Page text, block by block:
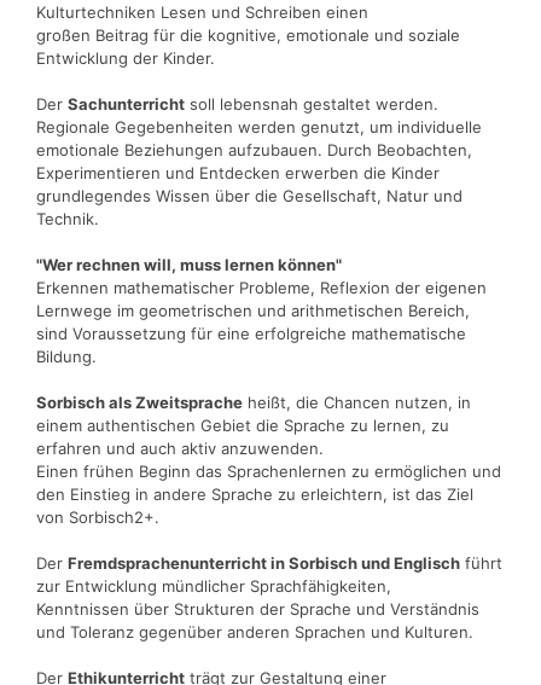
Kulturtechniken Lesen und Schreiben einen
großen Beitrag für die kognitive, emotionale und soziale
Entwicklung der Kinder.
Der Sachunterricht soll lebensnah gestaltet werden.
Regionale Gegebenheiten werden genutzt, um individuelle
emotionale Beziehungen aufzubauen. Durch Beobachten,
Experimentieren und Entdecken erwerben die Kinder
grundlegendes Wissen über die Gesellschaft, Natur und
Technik.
"Wer rechnen will, muss lernen können"
Erkennen mathematischer Probleme, Reflexion der eigenen
Lernwege im geometrischen und arithmetischen Bereich,
sind Voraussetzung für eine erfolgreiche mathematische
Bildung.
Sorbisch als Zweitsprache heißt, die Chancen nutzen, in
einem authentischen Gebiet die Sprache zu lernen, zu
erfahren und auch aktiv anzuwenden.
Einen frühen Beginn das Sprachenlernen zu ermöglichen und
den Einstieg in andere Sprache zu erleichtern, ist das Ziel
von Sorbisch2+.
Der Fremdsprachenunterricht in Sorbisch und Englisch führt
zur Entwicklung mündlicher Sprachfähigkeiten,
Kenntnissen über Strukturen der Sprache und Verständnis
und Toleranz gegenüber anderen Sprachen und Kulturen.
Der Ethikunterricht trägt zur Gestaltung einer